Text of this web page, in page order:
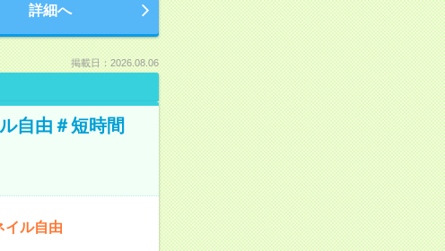
詳細へ
掲載日：2026.08.06
自由＃短時間
イル自由